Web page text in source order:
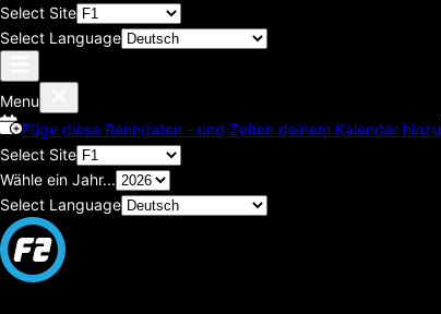
Select Site
Select Language
Menu
Füge diese Renndaten - und Zeiten deinem Kalender hinzu
Select Site
Wähle ein Jahr...
Select Language